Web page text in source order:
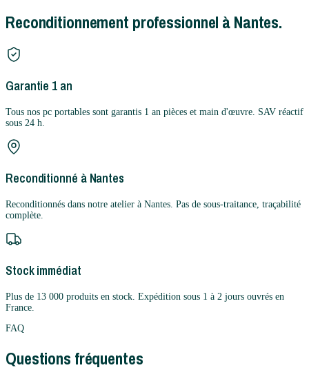
Reconditionnement professionnel à Nantes.
Garantie 1 an
Tous nos pc portables sont garantis 1 an pièces et main d'œuvre. SAV réactif
sous 24 h.
Reconditionné à Nantes
Reconditionnés dans notre atelier à Nantes. Pas de sous-traitance, traçabilité
complète.
Stock immédiat
Plus de 13 000 produits en stock. Expédition sous 1 à 2 jours ouvrés en
France.
FAQ
Questions fréquentes